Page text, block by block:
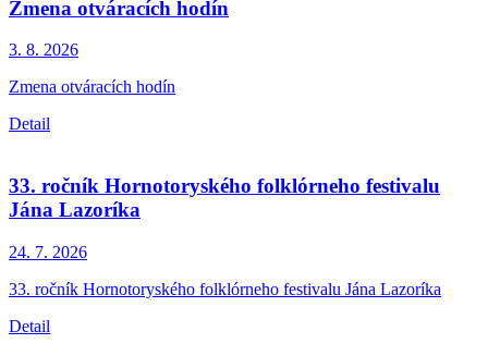
Zmena otváracích hodín
3. 8. 2026
Zmena otváracích hodín
Detail
33. ročník Hornotoryského folklórneho festivalu
Jána Lazoríka
24. 7. 2026
33. ročník Hornotoryského folklórneho festivalu Jána Lazoríka
Detail